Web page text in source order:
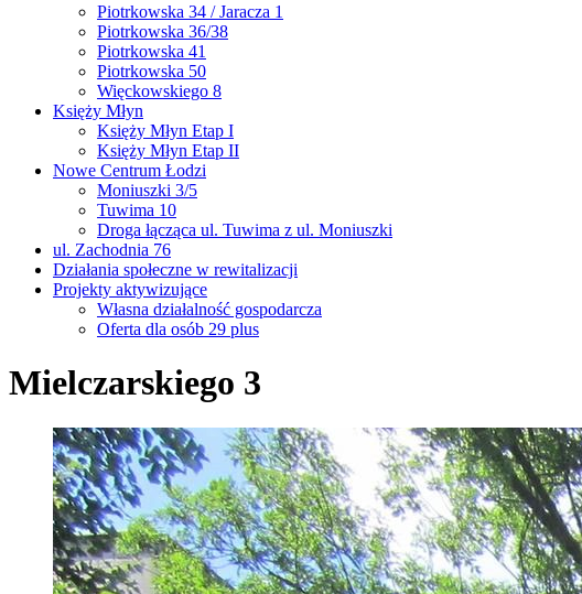
Piotrkowska 34 / Jaracza 1
Piotrkowska 36/38
Piotrkowska 41
Piotrkowska 50
Więckowskiego 8
Księży Młyn
Księży Młyn Etap I
Księży Młyn Etap II
Nowe Centrum Łodzi
Moniuszki 3/5
Tuwima 10
Droga łącząca ul. Tuwima z ul. Moniuszki
ul. Zachodnia 76
Działania społeczne w rewitalizacji
Projekty aktywizujące
Własna działalność gospodarcza
Oferta dla osób 29 plus
Mielczarskiego 3